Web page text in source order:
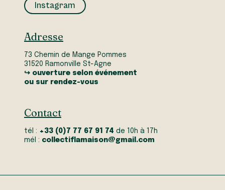
Instagram
Adresse
73 Chemin de Mange Pommes
31520 Ramonville St-Agne
↪ ouverture selon événement
ou sur rendez-vous
Contact
tél : +33 (0)7 77 67 91 74 de 10h à 17h
mél : collectiflamaison@gmail.com